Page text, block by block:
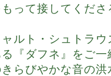
って接してくだ
ルト・シュトラ
『ダフネ』をご
らびやかな音の